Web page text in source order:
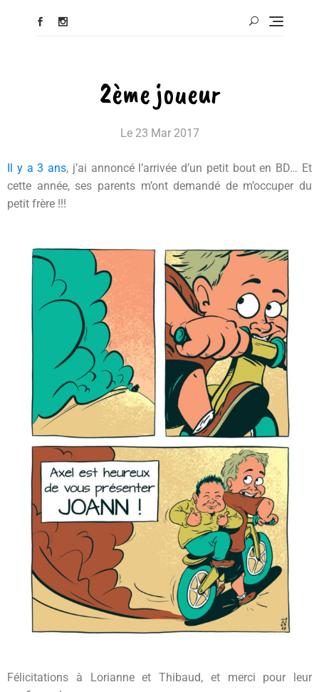
2ème joueur
Le 23 Mar 2017
Il y a 3 ans, j’ai annoncé l’arrivée d’un petit bout en BD… Et
cette année, ses parents m’ont demandé de m’occuper du
petit frère !!!
Félicitations à Lorianne et Thibaud, et merci pour leur